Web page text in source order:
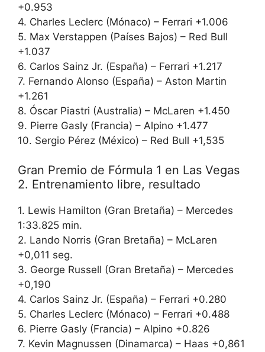
+0.953
4. Charles Leclerc (Mónaco) – Ferrari +1.006
5. Max Verstappen (Países Bajos) – Red Bull
+1.037
6. Carlos Sainz Jr. (España) – Ferrari +1.217
7. Fernando Alonso (España) – Aston Martin
+1.261
8. Óscar Piastri (Australia) – McLaren +1.450
9. Pierre Gasly (Francia) – Alpino +1.477
10. Sergio Pérez (México) – Red Bull +1,535
Gran Premio de Fórmula 1 en Las Vegas
2. Entrenamiento libre, resultado
1. Lewis Hamilton (Gran Bretaña) – Mercedes
1:33.825 min.
2. Lando Norris (Gran Bretaña) – McLaren
+0,011 seg.
3. George Russell (Gran Bretaña) – Mercedes
+0,190
4. Carlos Sainz Jr. (España) – Ferrari +0.280
5. Charles Leclerc (Mónaco) – Ferrari +0.488
6. Pierre Gasly (Francia) – Alpino +0.826
7. Kevin Magnussen (Dinamarca) – Haas +0,861